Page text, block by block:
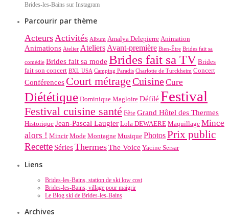
Brides-les-Bains sur Instagram
Parcourir par thème
Acteurs Activités Album Amalya Delepierre Animation
Animations Atelier Ateliers Avant-première Bien-Être Brides fait sa
comédie Brides fait sa mode Brides fait sa TV Brides
fait son concert BXL USA Camping Paradis Charlotte de Turckheim Concert
Conférences Court métrageCuisineCure
Diététique Dominique Magloire Défilé Festival
Festival cuisine santé Fête Grand Hôtel des Thermes
Historique Jean-Pascal Laugier Lola DEWAERE Maquillage Mince
alors ! Mincir Mode Montagne Musique PhotosPrix public
Recette SériesThermesThe Voice Yacine Sersar
Liens
Brides-les-Bains, station de ski low cost
Brides-les-Bains, village pour maigrir
Le Blog ski de Brides-les-Bains
Archives